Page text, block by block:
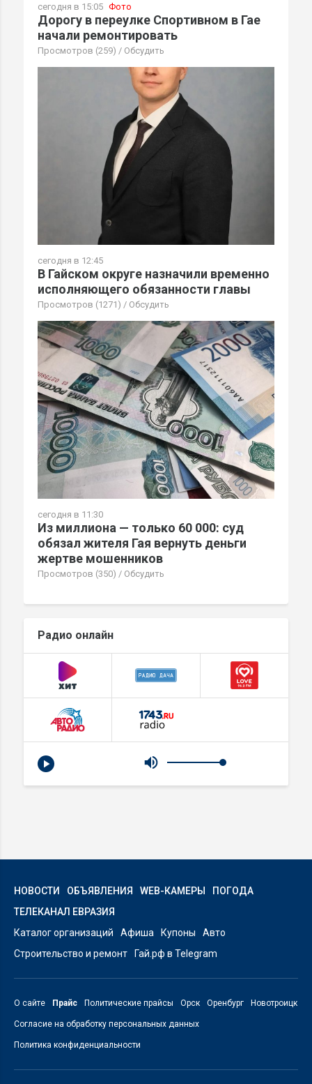
сегодня в 15:05 Фото
Дорогу в переулке Спортивном в Гае
начали ремонтировать
Просмотров (259) / Обсудить
сегодня в 12:45
В Гайском округе назначили временно
исполняющего обязанности главы
Просмотров (1271) / Обсудить
сегодня в 11:30
Из миллиона — только 60 000: суд
обязал жителя Гая вернуть деньги
жертве мошенников
Просмотров (350) / Обсудить
Радио онлайн
НОВОСТИ ОБЪЯВЛЕНИЯ WEB-КАМЕРЫ
ПОГОДА
ТЕЛЕКАНАЛ ЕВРАЗИЯ
Каталог организаций
Афиша Купоны
Авто
Строительство и ремонт
Гай.рф в Telegram
О сайте Прайс Политические прайсы Орск Оренбург Новотроицк
Согласие на обработку персональных данных
Политика конфиденциальности